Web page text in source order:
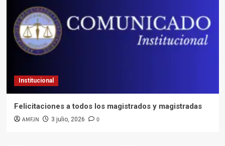
Institucional
Felicitaciones a todos los magistrados y magistradas
AMFJN 3 julio, 2026 0